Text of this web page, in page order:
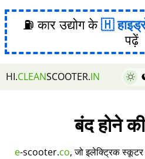
⛽ कार उद्योग के
पढ़ें
HI.CLEANSCOOTER.IN
बंद होने
e-scooter.co, जो इलेक्ट्रिक